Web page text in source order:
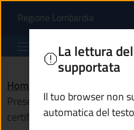
Presentare
Regione Lombardia(apre in
Comune di
Home
Presentare una
certificazione
La lettura
supportata
Il tuo browser non
automatica del